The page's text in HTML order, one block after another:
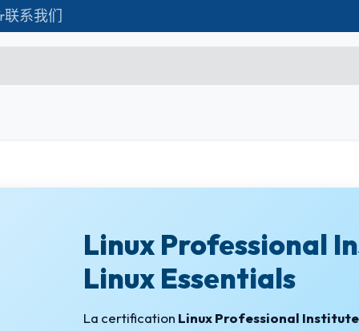
联系我们
Microsoft Excel Associate
Power Bi
Création d'entreprise
Création de Site
Linux Professional
Linux Essentials
La certification Linux Professional